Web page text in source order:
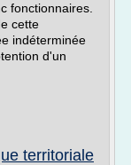
fonctionnaires.
cette
indéterminée
d'un
territoriale